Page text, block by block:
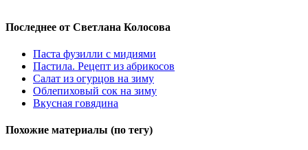
Последнее от Светлана Колосова
Паста фузилли с мидиями
Пастила. Рецепт из абрикосов
Салат из огурцов на зиму
Облепиховый сок на зиму
Вкусная говядина
Похожие материалы (по тегу)